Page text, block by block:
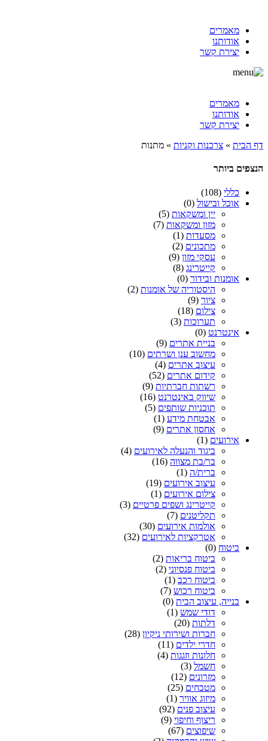
מאמרים
אודותנו
יצירת קשר
מאמרים
אודותנו
יצירת קשר
דף הבית » צרכנות וקניות » מתנות
הנצפים ביותר
כללי (108)
אוכל ובישול (0)
יין ומשקאות (5)
מזון ומשקאות (7)
מסעדות (1)
מתכונים (2)
עסקי מזון (9)
קייטרינג (8)
אומנות ובידור (0)
היסטוריה של אומנות (2)
ציור (9)
צילום (18)
תערוכות (3)
אינטרנט (0)
בניית אתרים (9)
מחשוב ענן ושרתים (10)
עיצוב אתרים (4)
קידום אתרים (52)
רשתות חברתיות (9)
שיווק באינטרנט (16)
תוכניות שותפים (5)
אבטחת מידע (1)
אחסון אתרים (9)
אירועים (1)
ביגוד והנעלה לאירועים (4)
בר/בת מצווה (16)
ברית/ה (1)
עיצוב אירועים (19)
צילום אירועים (1)
קייטרינג ושפים פרטיים (3)
תקליטנים (7)
אולמות אירועים (30)
אטרקציות לאירועים (32)
ביטוח (0)
ביטוח בריאות (2)
ביטוח פנסיוני (2)
ביטוח רכב (1)
ביטוח רכוש (7)
בנייה, עיצוב הבית (0)
דודי שמש (1)
דלתות (20)
חברות ושירותי ניקיון (28)
חדרי ילדים (11)
חלונות וזגגות (4)
חשמל (3)
מזרונים (12)
מטבחים (25)
מיזוג אוויר (1)
עיצוב פנים (92)
ריצוף וחיפוי (9)
שיפוצים (67)